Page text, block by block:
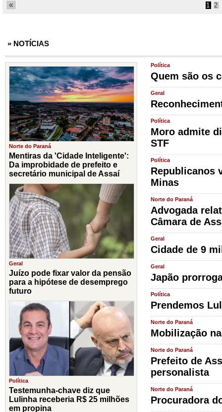
« 1 2
» NOTÍCIAS
Norte do Paraná
Mentiras da 'Cidade Inteligente':
Da improbidade de prefeito e
secretário municipal de Assaí
Geral
Juízo pode fixar valor da pensão
para a hipótese de desemprego
futuro
Política
Testemunha-chave diz que
Lulinha receberia R$ 25 milhões
em propina
Política
Quem são os
Geral
Política
Moro admite
STF
Política
Republicanos
Minas
Norte do Paraná
Advogada
Câmara de
Geral
Cidade de 9
Geral
Japão
Política
Prendemos
Norte do Paraná
Mobilização
Norte do Paraná
Prefeito de
personalista
Norte do Paraná
Procuradora